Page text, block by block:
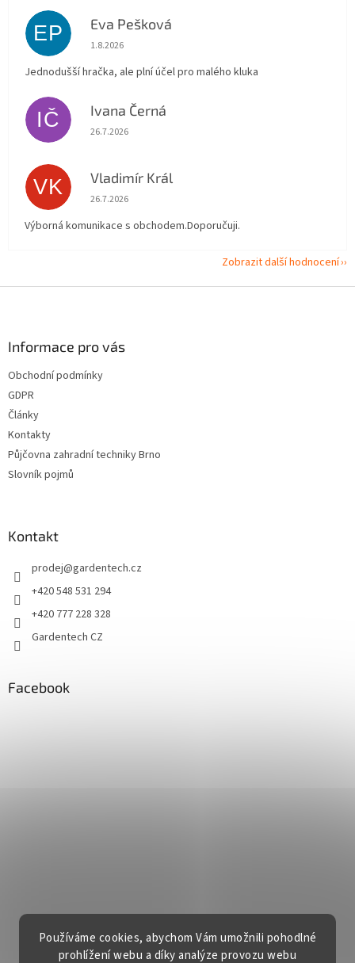
Používáme cookies, abychom Vám umožnili pohodlné
prohlížení webu a díky analýze provozu webu
EP Eva Pešková
Hodnocení obchodu je 5 z 5 hvězdiček.
1.8.2026
Jednodušší hračka, ale plní účel pro malého kluka
IČ Ivana Černá
Hodnocení obchodu je 5 z 5 hvězdiček.
26.7.2026
VK Vladimír Král
Hodnocení obchodu je 5 z 5 hvězdiček.
26.7.2026
Výborná komunikace s obchodem.Doporučuji.
Zobrazit další hodnocení
Informace pro vás
Obchodní podmínky
GDPR
Články
Kontakty
Půjčovna zahradní techniky Brno
Slovník pojmů
Kontakt
prodej@gardentech.cz
+420 548 531 294
+420 777 228 328
Gardentech CZ
Facebook